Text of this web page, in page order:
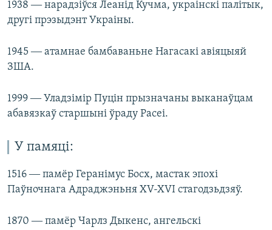
1938 ― нарадзіўся Леанід Кучма, украінскі палітык,
другі прэзыдэнт Украіны.
1945 ― атамнае бамбаваньне Нагасакі авіяцыяй
ЗША.
1999 ― Уладзімір Пуцін прызначаны выканаўцам
абавязкаў старшыні ўраду Расеі.
У памяці:
1516 ― памёр Геранімус Босх, мастак эпохі
Паўночнага Адраджэньня XV-XVI стагодзьдзяў.
1870 ― памёр Чарлз Дыкенс, ангельскі